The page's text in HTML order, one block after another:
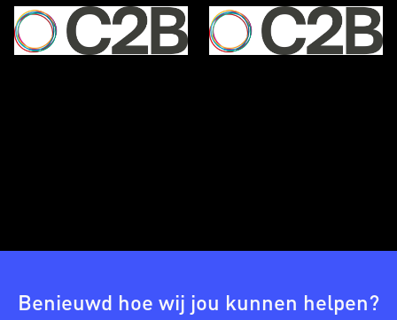
Benieuwd hoe wij jou kunnen helpen?